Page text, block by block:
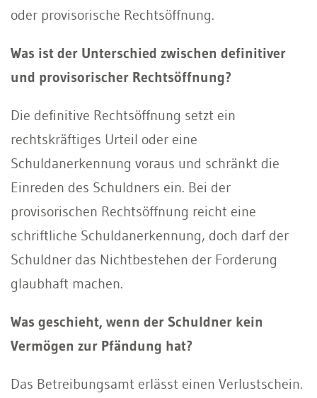
oder provisorische Rechtsöffnung.
Was ist der Unterschied zwischen definitiver
und provisorischer Rechtsöffnung?
Die definitive Rechtsöffnung setzt ein
rechtskräftiges Urteil oder eine
Schuldanerkennung voraus und schränkt die
Einreden des Schuldners ein. Bei der
provisorischen Rechtsöffnung reicht eine
schriftliche Schuldanerkennung, doch darf der
Schuldner das Nichtbestehen der Forderung
glaubhaft machen.
Was geschieht, wenn der Schuldner kein
Vermögen zur Pfändung hat?
Das Betreibungsamt erlässt einen Verlustschein.